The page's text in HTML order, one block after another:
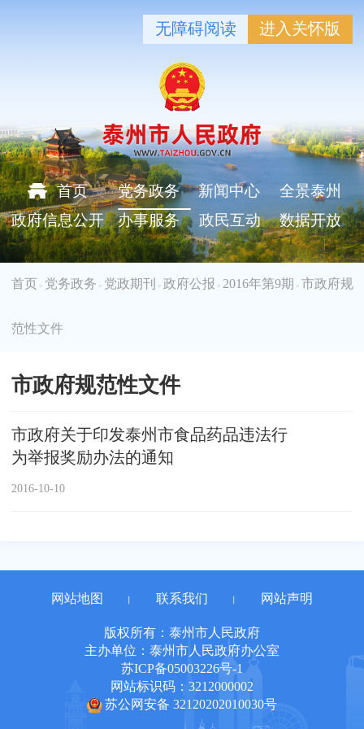
无障碍阅读 进入关怀版
首页 党务政务 新闻中心
全景泰州
政府信息公开
办事服务 政民互动 数据开放
首页 > 党务政务 > 党政期刊 > 政府公报 > 2016年第9期 > 市政府规
范性文件
市政府规范性文件
市政府关于印发泰州市食品药品违法行
为举报奖励办法的通知
2016-10-10
网站地图 联系我们 网站声明
版权所有：泰州市人民政府
主办单位：泰州市人民政府办公室
苏ICP备05003226号-1
网站标识码：3212000002
苏公网安备 32120202010030号